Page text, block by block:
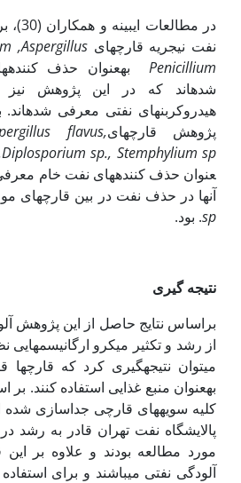
در
نفت نیجریه قارچ­های,Aspergillus
Penicillium به­‏عنوان حذف
شده‏اند که در این پژوهش نیز
هیدروکربن­های نفتی معرفی شده­اند.
پژوهش قارچ­هایflavus,
Diplosporium sp., Stemphylium sp.
عنوان حذف کننده­های نفت خام
آن‏ها در حذف نفت در بین قارچ­های
sp. بود.
نتیجه گیری
براساس نتایج حاصل از این پژوهش
از رشد و تکثیر میکرو ارگانیسم‏هایی
می‏توان نتیجه‏گیری کرد که قارچ‏ها
به‏عنوان منبع غذایی استفاده کنند.
کلیه سویه‏های قارچی جداسازی شده
پالایشگاه نفت تهران قادر به رشد
مورد مطالعه بودند و علاوه بر
آلودگی نفتی می‏باشند و برای